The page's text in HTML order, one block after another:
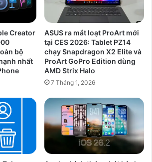
Creator
bộ
nhất
ASUS ra mắt loạt ProArt mới
tại CES 2026: Tablet PZ14
chạy Snapdragon X2 Elite và
ProArt GoPro Edition dùng
AMD Strix Halo
7 Tháng 1, 2026